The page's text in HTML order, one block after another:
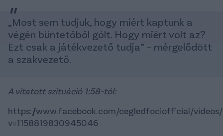
„Most sem tudjuk, hogy miért kaptunk a
végén büntetőből gólt. Hogy miért volt az?
Ezt csak a játékvezető tudja” – mérgelődött
a szakvezető.
A vitatott szituáció 1:58-tól:
https://www.facebook.com/cegledfociofficial/
v=1158819830945046